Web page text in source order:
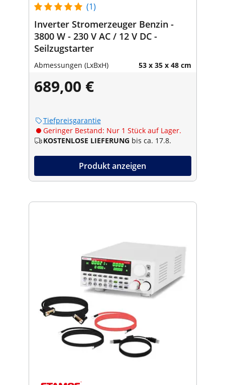
(1)
Inverter Stromerzeuger Benzin -
3800 W - 230 V AC / 12 V DC -
Seilzugstarter
Abmessungen (LxBxH) 53 x 35 x 48 cm
689,00 €
Tiefpreisgarantie
Geringer Bestand: Nur 1 Stück auf Lager.
KOSTENLOSE LIEFERUNG bis ca. 17.8.
Produkt anzeigen